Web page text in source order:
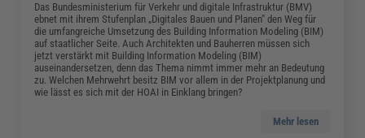
Das Bundesministerium für Verkehr und digitale Infrastruktur (BMV)
ebnet mit ihrem Stufenplan „Digitales Bauen und Planen" den Weg für
die umfangreiche Umsetzung des Building Information Modeling (BIM)
auf staatlicher Seite. Auch Architekten und Bauherren müssen sich
jetzt verstärkt mit Building Information Modeling (BIM)
auseinandersetzen, denn das Thema nimmt immer mehr an Bedeutung
zu. Welchen Mehrwehrt besitz BIM vor allem in der Projektplanung und
wie lässt es sich mit der HOAI in Einklang bringen?
Mehr lesen